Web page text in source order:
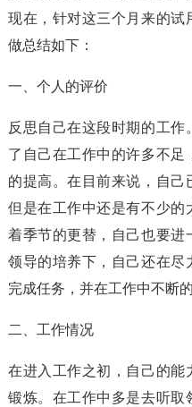
现在，针对这三个月来的试
做总结如下：
一、个人的评价
反思自己在这段时期的工作
了自己在工作中的许多不
的提高。在目前来说，自己
但是在工作中还是有不少的
着季节的更替，自己也要进
领导的培养下，自己还在尽
完成任务，并在工作中不断
二、工作情况
在进入工作之初，自己的能
锻炼。在工作中多是去听取